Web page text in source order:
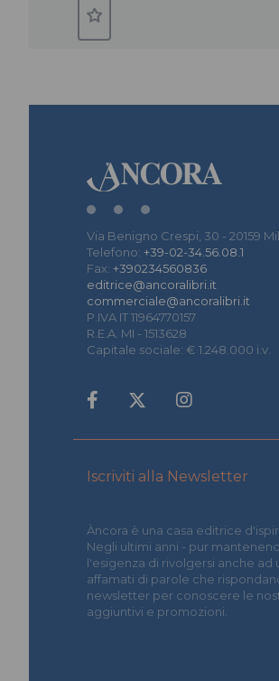
Via Benigno Crespi, 30 - 20159
Telefono: +39-02-34.56.08.1
Fax: +390234560836
editrice@ancoralibri.it
commerciale@ancoralibri.it
P.IVA IT 11964770157
R.E.A. MI - 1513628
Capitale sociale: € 1.248.000 i.v.
Iscriviti alla Newsletter
Àncora è una casa editrice
Negli ultimi anni - pur
l'esigenza di rivolgersi anche ad
affamati di parole che
newsletter per conoscere le
aggiuntivi e promozioni.